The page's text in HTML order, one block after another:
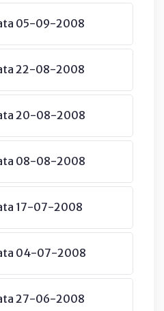
05-09-2008
22-08-2008
20-08-2008
08-08-2008
17-07-2008
04-07-2008
27-06-2008